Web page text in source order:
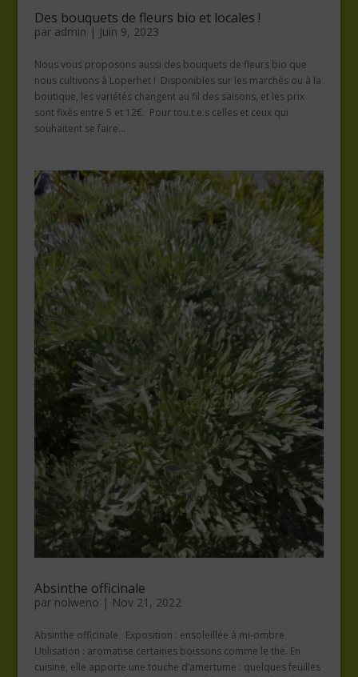
Des bouquets de fleurs bio et locales !
par admin | Juin 9, 2023
Nous vous proposons aussi des bouquets de fleurs bio que
nous cultivons à Loperhet ! Disponibles sur les marchés ou à la
boutique, les variétés changent au fil des saisons, et les prix
sont fixés entre 5 et 12€. Pour tou.t.e.s celles et ceux qui
souhaitent se faire...
Absinthe officinale
par nolweno | Nov 21, 2022
Absinthe officinale Exposition : ensoleillée à mi-ombre
Utilisation : aromatise certaines boissons comme le thé. En
cuisine, elle apporte une touche d’amertume : quelques feuilles